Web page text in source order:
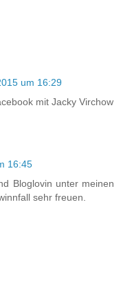
um 16:29
mit Jacky Virchow
16:45
Bloglovin unter meinen
sehr freuen.